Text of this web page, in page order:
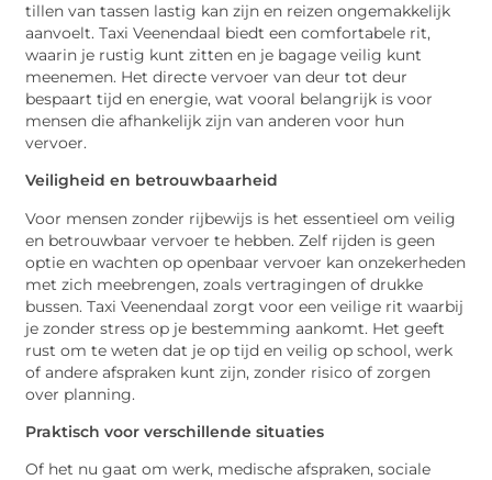
tillen van tassen lastig kan zijn en reizen ongemakkelijk
aanvoelt. Taxi Veenendaal biedt een comfortabele rit,
waarin je rustig kunt zitten en je bagage veilig kunt
meenemen. Het directe vervoer van deur tot deur
bespaart tijd en energie, wat vooral belangrijk is voor
mensen die afhankelijk zijn van anderen voor hun
vervoer.
Veiligheid en betrouwbaarheid
Voor mensen zonder rijbewijs is het essentieel om veilig
en betrouwbaar vervoer te hebben. Zelf rijden is geen
optie en wachten op openbaar vervoer kan onzekerheden
met zich meebrengen, zoals vertragingen of drukke
bussen. Taxi Veenendaal zorgt voor een veilige rit waarbij
je zonder stress op je bestemming aankomt. Het geeft
rust om te weten dat je op tijd en veilig op school, werk
of andere afspraken kunt zijn, zonder risico of zorgen
over planning.
Praktisch voor verschillende situaties
Of het nu gaat om werk, medische afspraken, sociale